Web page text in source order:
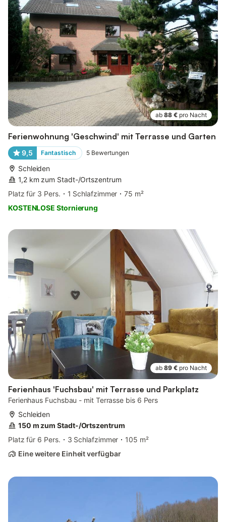
ab 88 € pro Nacht
Ferienwohnung 'Geschwind' mit Terrasse und Garten
9,5 Fantastisch 5 Bewertungen
Schleiden
1,2 km zum Stadt-/Ortszentrum
Platz für 3 Pers.
1 Schlafzimmer
75 m²
KOSTENLOSE Stornierung
ab 89 € pro Nacht
Ferienhaus 'Fuchsbau' mit Terrasse und Parkplatz
Ferienhaus Fuchsbau - mit Terrasse bis 6 Pers
Schleiden
150 m zum Stadt-/Ortszentrum
Platz für 6 Pers.
3 Schlafzimmer
105 m²
Eine weitere Einheit verfügbar